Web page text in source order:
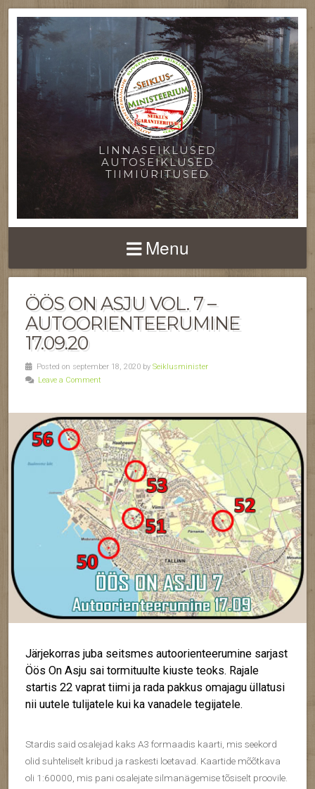
LINNASEIKLUSED
AUTOSEIKLUSED
TIIMIÜRITUSED
Menu
ÖÖS ON ASJU VOL. 7 –
AUTOORIENTEERUMINE
17.09.20
Posted on september 18, 2020 by Seiklusminister
Leave a Comment
Järjekorras juba seitsmes autoorienteerumine sarjast
Öös On Asju sai tormituulte kiuste teoks. Rajale
startis 22 vaprat tiimi ja rada pakkus omajagu üllatusi
nii uutele tulijatele kui ka vanadele tegijatele.
Stardis said osalejad kaks A3 formaadis kaarti, mis seekord
olid suhteliselt kribud ja raskesti loetavad. Kaartide mõõtkava
oli 1:60000, mis pani osalejate silmanägemise tõsiselt proovile.